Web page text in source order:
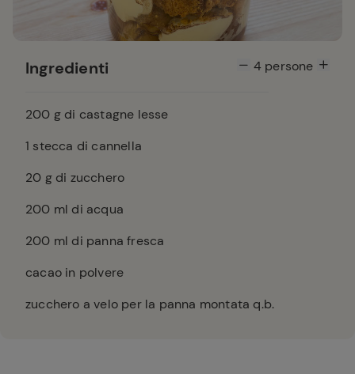
Ingredienti 4persone
200 g di castagne lesse
1 stecca di cannella
20 g di zucchero
200 ml di acqua
200 ml di panna fresca
cacao in polvere
zucchero a velo per la panna montata q.b.